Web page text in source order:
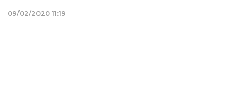
09/02/2020 11:19